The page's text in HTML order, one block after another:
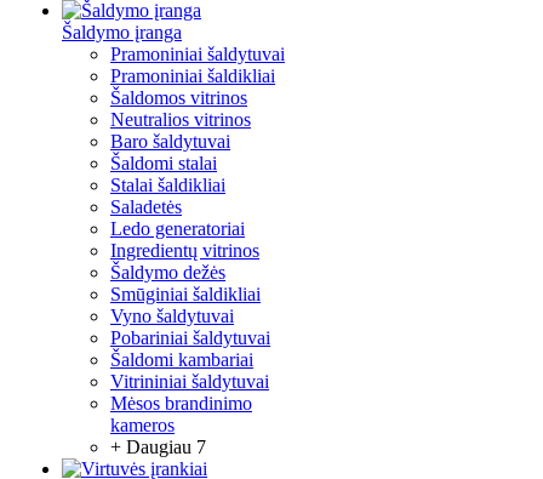
Šaldymo įranga
Pramoniniai šaldytuvai
Pramoniniai šaldikliai
Šaldomos vitrinos
Neutralios vitrinos
Baro šaldytuvai
Šaldomi stalai
Stalai šaldikliai
Saladetės
Ledo generatoriai
Ingredientų vitrinos
Šaldymo dežės
Smūginiai šaldikliai
Vyno šaldytuvai
Pobariniai šaldytuvai
Šaldomi kambariai
Vitrininiai šaldytuvai
Mėsos brandinimo
kameros
+ Daugiau 7